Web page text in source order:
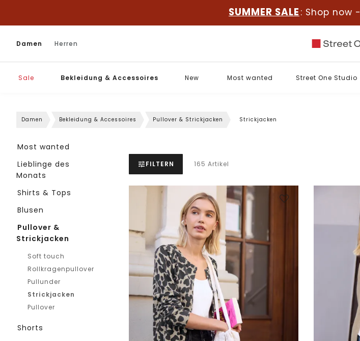
SUMMER SALE : Shop now -
Damen Herren
Sale Bekleidung & Accessoires New Most wanted Street One Studio
Damen Bekleidung & Accessoires Pullover & Strickjacken Strickjacken
Most wanted
Lieblinge des
Monats
Shirts & Tops
Blusen
Pullover &
Strickjacken
Soft touch
Rollkragenpullover
Pullunder
Strickjacken
Pullover
Shorts
FILTERN 165 Artikel